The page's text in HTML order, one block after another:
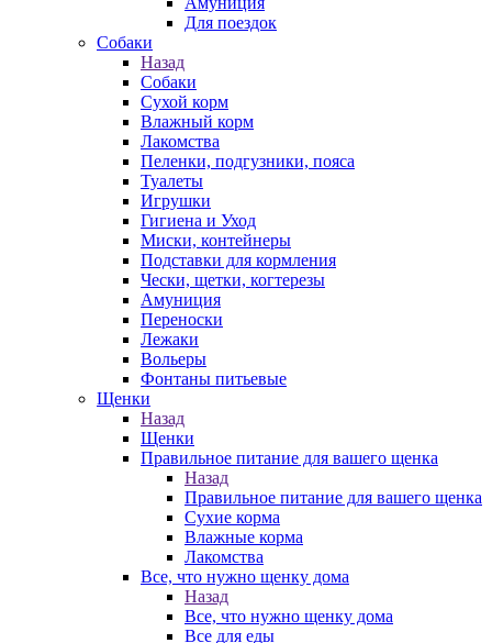
Для поездок
Собаки
Назад
Собаки
Сухой корм
Влажный корм
Лакомства
Пеленки, подгузники, пояса
Туалеты
Игрушки
Гигиена и Уход
Миски, контейнеры
Подставки для кормления
Чески, щетки, когтерезы
Амуниция
Переноски
Лежаки
Вольеры
Фонтаны питьевые
Щенки
Назад
Щенки
Правильное питание для вашего щенка
Назад
Правильное питание для вашего щенка
Сухие корма
Влажные корма
Лакомства
Все, что нужно щенку дома
Назад
Все, что нужно щенку дома
Все для еды